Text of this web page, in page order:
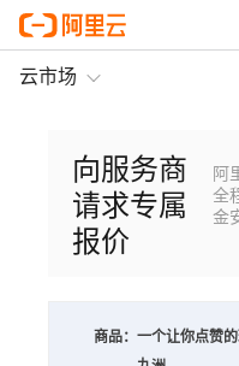
云市场
向服务商
请求专属
报价
阿
全
金
商品： 一个让你点赞